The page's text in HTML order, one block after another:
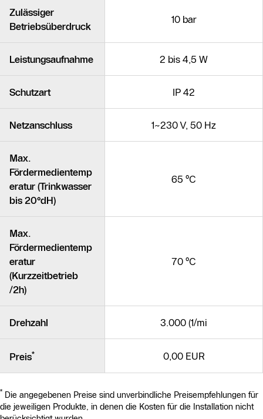
Zulässiger
Betriebsüberdruck
10 bar
Leistungsaufnahme 2 bis 4,5 W
Schutzart IP 42
Netzanschluss 1~230 V, 50 Hz
Max.
Fördermedientemp
eratur (Trinkwasser
bis 20°dH)
65 °C
Max.
Fördermedientemp
eratur
(Kurzzeitbetrieb
/2h)
70 °C
Drehzahl 3.000 (1/mi
Preis* 0,00 EUR
* Die angegebenen Preise sind unverbindliche Preisempfehlungen für
die jeweiligen Produkte, in denen die Kosten für die Installation nicht